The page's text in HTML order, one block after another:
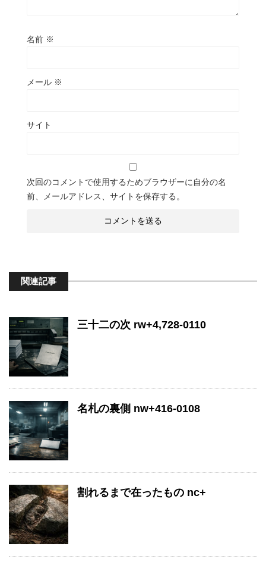
名前 ※
メール ※
サイト
次回のコメントで使用するためブラウザーに自分の名
前、メールアドレス、サイトを保存する。
関連記事
三十二の次 rw+4,728-0110
名札の裏側 nw+416-0108
割れるまで在ったもの nc+